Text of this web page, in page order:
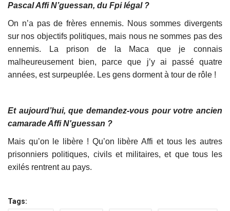
Pascal Affi N’guessan, du Fpi légal ?
On n’a pas de frères ennemis. Nous sommes divergents
sur nos objectifs politiques, mais nous ne sommes pas des
ennemis. La prison de la Maca que je connais
malheureusement bien, parce que j’y ai passé quatre
années, est surpeuplée. Les gens dorment à tour de rôle !
Et aujourd’hui, que demandez-vous pour votre ancien
camarade Affi N'guessan ?
Mais qu’on le libère ! Qu’on libère Affi et tous les autres
prisonniers politiques, civils et militaires, et que tous les
exilés rentrent au pays.
Tags: